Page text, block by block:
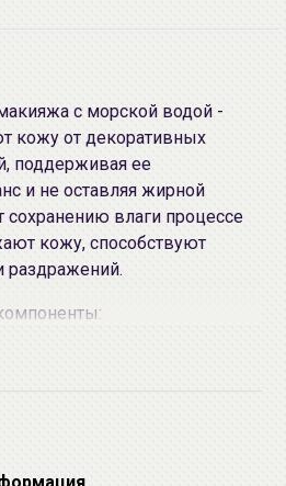
с морской водой -
кожу от декоративных
поддерживая ее
и не оставляя жирной
сохранению влаги процессе
кожу, способствуют
раздражений.
- глубоко увлажняет кожу,